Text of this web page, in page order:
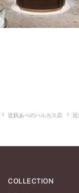
近鉄あべのハルカス店
近
COLLECTION